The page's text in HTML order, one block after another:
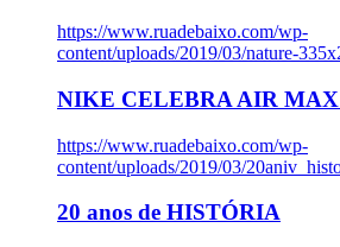
https://www.ruadebaixo.com/wp-
content/uploads/2019/03/nature-
NIKE CELEBRA AIR MAX
https://www.ruadebaixo.com/wp-
content/uploads/2019/03/
20 anos de HISTÓRIA